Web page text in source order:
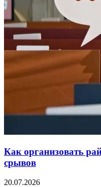
Как организовать
срывов
20.07.2026